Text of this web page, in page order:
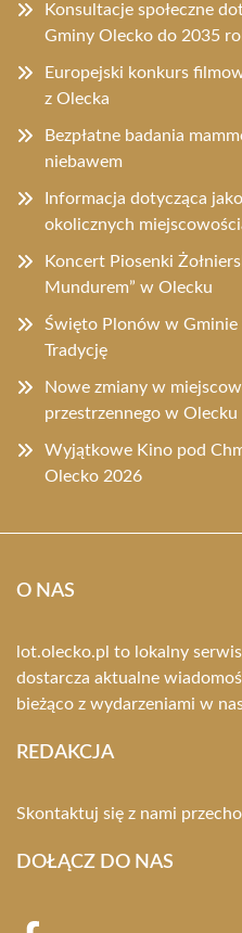
Konsultacje społeczne
Gminy Olecko do 2035
Europejski konkurs
z Olecka
Bezpłatne badania
niebawem
Informacja dotycząca
okolicznych
Koncert Piosenki
Mundurem” w Olecku
Święto Plonów w Gminie
Tradycję
Nowe zmiany w
przestrzennego w Olecku
Wyjątkowe Kino pod
Olecko 2026
O NAS
lot.olecko.pl to lokalny
dostarcza aktualne
bieżąco z wydarzeniami w
REDAKCJA
Skontaktuj się z nami
DOŁĄCZ DO NAS